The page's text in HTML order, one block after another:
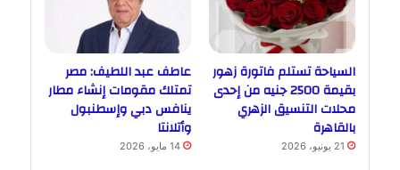
السياحة تستلم فاتورة زهور
بقيمة 2500 جنيه من إحدى
محلات التنسيق الزهري
بالقاهرة
21 يونيو، 2026
عاطف عبد اللطيف: مصر
تمتلك مقومات إنشاء مطار
ينافس دبي وإسطنبول
وأتلانتا
14 مايو، 2026